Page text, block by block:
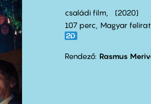
családi film
2020
107 perc,
Magyar
Rendező Rasmus